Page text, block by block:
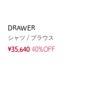
DRAWER
シャツ / ブラウス
¥35,640 40%OFF